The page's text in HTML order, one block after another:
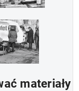
materiały